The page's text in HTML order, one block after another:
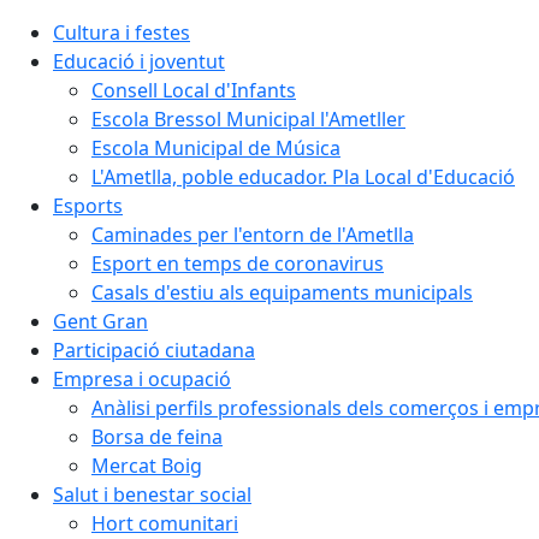
Cultura i festes
Educació i joventut
Consell Local d'Infants
Escola Bressol Municipal l'Ametller
Escola Municipal de Música
L'Ametlla, poble educador. Pla Local d'Educació
Esports
Caminades per l'entorn de l'Ametlla
Esport en temps de coronavirus
Casals d'estiu als equipaments municipals
Gent Gran
Participació ciutadana
Empresa i ocupació
Anàlisi perfils professionals dels comerços i
Borsa de feina
Mercat Boig
Salut i benestar social
Hort comunitari